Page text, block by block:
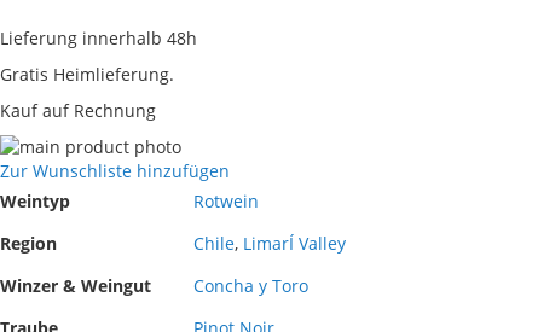
Lieferung innerhalb 48h
Gratis Heimlieferung.
Kauf auf Rechnung
Skip
to
the
of
images
Skip
to
beginning
the
Zur Wunschliste hinzufügen
Mehr
Informationen
Weintyp
Rotwein
Region
Chile, LimarÍ Valley
Winzer & Weingut
Concha y Toro